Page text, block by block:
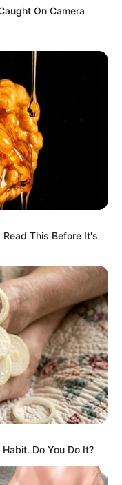
On Camera
This Before It's
Do You Do It?